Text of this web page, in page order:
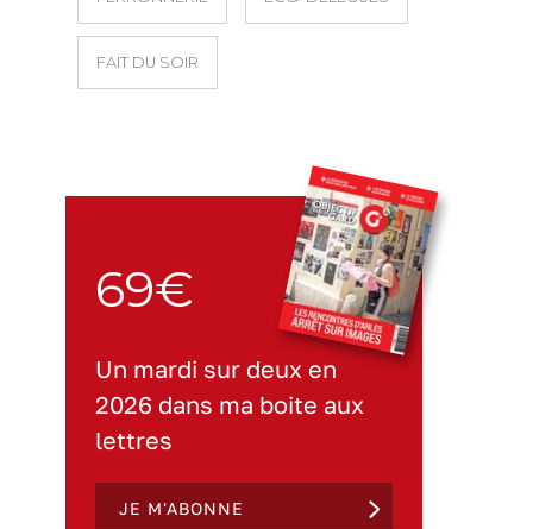
FAIT DU SOIR
69€
Un mardi sur deux en
2026 dans ma boite aux
lettres
JE M'ABONNE